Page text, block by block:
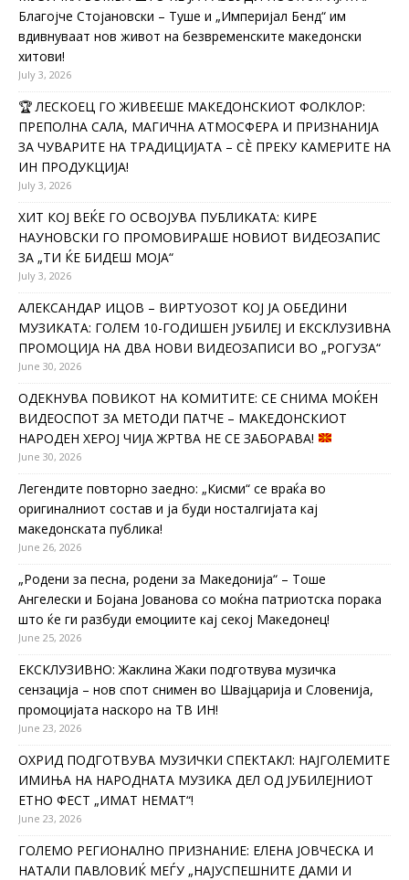
Благојче Стојановски – Туше и „Империјал Бенд“ им
вдивнуваат нов живот на безвременските македонски
хитови!
July 3, 2026
🏆 ЛЕСКОЕЦ ГО ЖИВЕЕШЕ МАКЕДОНСКИОТ ФОЛКЛОР:
ПРЕПОЛНА САЛА, МАГИЧНА АТМОСФЕРА И ПРИЗНАНИЈА
ЗА ЧУВАРИТЕ НА ТРАДИЦИЈАТА – СÈ ПРЕКУ КАМЕРИТЕ НА
ИН ПРОДУКЦИЈА!
July 3, 2026
ХИТ КОЈ ВЕЌЕ ГО ОСВОЈУВА ПУБЛИКАТА: КИРЕ
НАУНОВСКИ ГО ПРОМОВИРАШЕ НОВИОТ ВИДЕОЗАПИС
ЗА „ТИ ЌЕ БИДЕШ МОЈА“
July 3, 2026
АЛЕКСАНДАР ИЦОВ – ВИРТУОЗОТ КОЈ ЈА ОБЕДИНИ
МУЗИКАТА: ГОЛЕМ 10-ГОДИШЕН ЈУБИЛЕЈ И ЕКСКЛУЗИВНА
ПРОМОЦИЈА НА ДВА НОВИ ВИДЕОЗАПИСИ ВО „РОГУЗА“
June 30, 2026
ОДЕКНУВА ПОВИКОТ НА КОМИТИТЕ: СЕ СНИМА МОЌЕН
ВИДЕОСПОТ ЗА МЕТОДИ ПАТЧЕ – МАКЕДОНСКИОТ
НАРОДЕН ХЕРОЈ ЧИЈА ЖРТВА НЕ СЕ ЗАБОРАВА!
June 30, 2026
Легендите повторно заедно: „Кисми“ се враќа во
оригиналниот состав и ја буди носталгијата кај
македонската публика!
June 26, 2026
„Родени за песна, родени за Македонија“ – Тоше
Ангелески и Бојана Јованова со моќна патриотска порака
што ќе ги разбуди емоциите кај секој Македонец!
June 25, 2026
ЕКСКЛУЗИВНО: Жаклина Жаки подготвува музичка
сензација – нов спот снимен во Швајцарија и Словенија,
промоцијата наскоро на ТВ ИН!
June 23, 2026
ОХРИД ПОДГОТВУВА МУЗИЧКИ СПЕКТАКЛ: НАЈГОЛЕМИТЕ
ИМИЊА НА НАРОДНАТА МУЗИКА ДЕЛ ОД ЈУБИЛЕЈНИОТ
ЕТНО ФЕСТ „ИМАТ НЕМАТ“!
June 23, 2026
ГОЛЕМО РЕГИОНАЛНО ПРИЗНАНИЕ: ЕЛЕНА ЈОВЧЕСКА И
НАТАЛИ ПАВЛОВИЌ МЕЃУ „НАЈУСПЕШНИТЕ ДАМИ И